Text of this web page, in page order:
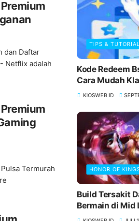
dan Daftar
Netflix adalah
Termurah
TIPS & TUTORIAL
Kode Redeem
Cara Mudah
KIOSWEB ID
HONOR OF
Build Tersakit
Bermain di Mid